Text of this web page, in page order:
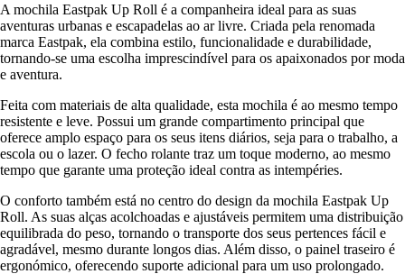
A mochila Eastpak Up Roll é a companheira ideal para as suas
aventuras urbanas e escapadelas ao ar livre. Criada pela renomada
marca Eastpak, ela combina estilo, funcionalidade e durabilidade,
tornando-se uma escolha imprescindível para os apaixonados por moda
e aventura.
Feita com materiais de alta qualidade, esta mochila é ao mesmo tempo
resistente e leve. Possui um grande compartimento principal que
oferece amplo espaço para os seus itens diários, seja para o trabalho, a
escola ou o lazer. O fecho rolante traz um toque moderno, ao mesmo
tempo que garante uma proteção ideal contra as intempéries.
O conforto também está no centro do design da mochila Eastpak Up
Roll. As suas alças acolchoadas e ajustáveis permitem uma distribuição
equilibrada do peso, tornando o transporte dos seus pertences fácil e
agradável, mesmo durante longos dias. Além disso, o painel traseiro é
ergonómico, oferecendo suporte adicional para um uso prolongado.